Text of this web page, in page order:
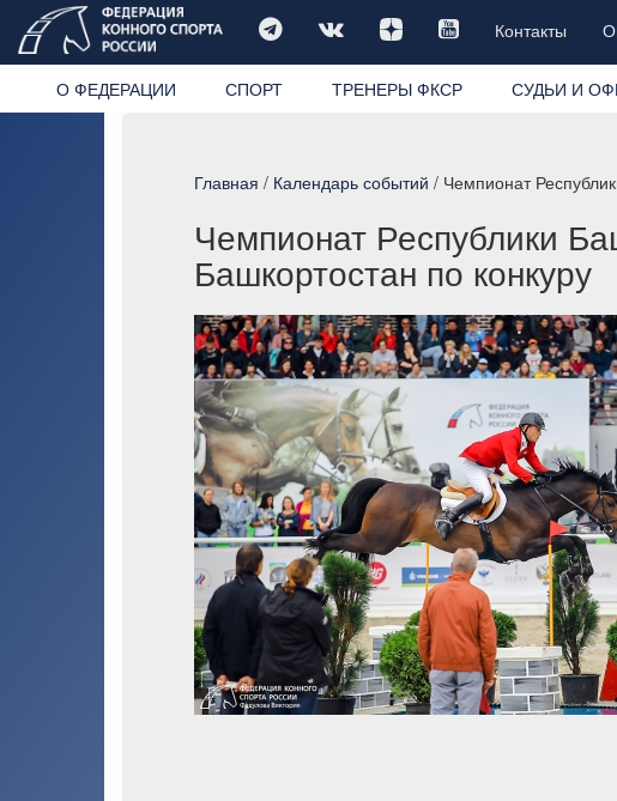
Контакты
О ФЕДЕРАЦИИ СПОРТ ТРЕНЕРЫ ФКСР СУДЬИ И
Главная / Календарь событий / Чемпионат
Чемпионат Республики
Башкортостан по конкуру